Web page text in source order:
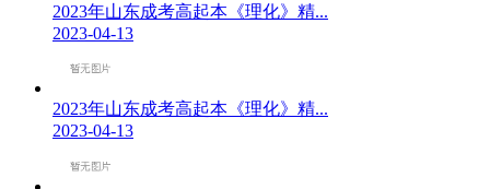
2023年山东成考高起本《理化》精...
2023-04-13
2023年山东成考高起本《理化》精...
2023-04-13